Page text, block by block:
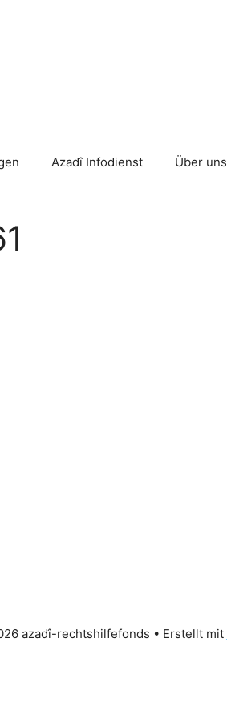
Azadî Infodienst Über uns
azadî-rechtshilfefonds • Erstellt mit